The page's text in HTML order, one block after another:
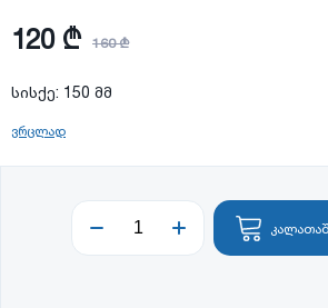
120 ₾ 160 ₾
სისქე: 150 მმ
ვრცლად